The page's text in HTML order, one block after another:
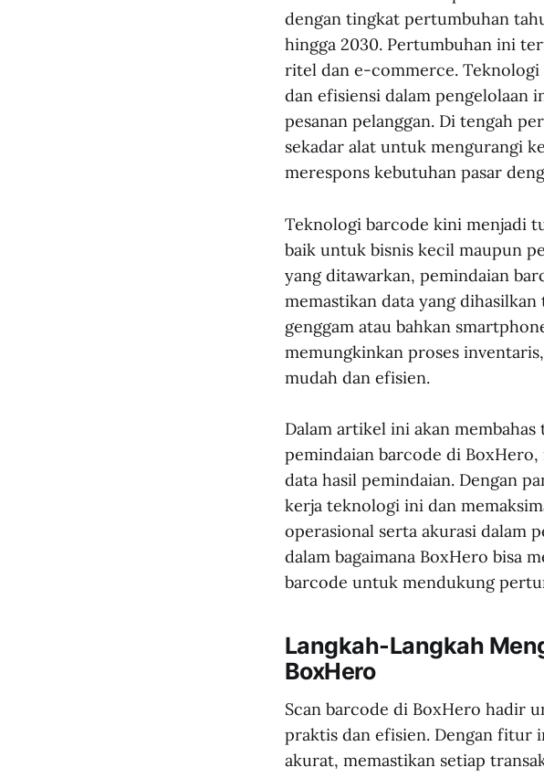
dengan tingkat pertumbuhan
hingga 2030. Pertumbuhan ini
ritel dan e-commerce.
dan efisiensi dalam pengelolaan
pesanan pelanggan. Di tengah
sekadar alat untuk mengurangi
merespons kebutuhan pasar
Teknologi barcode kini menjadi
baik untuk bisnis kecil maupun
yang ditawarkan, pemindaian
memastikan data yang
genggam atau bahkan
memungkinkan proses
mudah dan efisien.
Dalam artikel ini akan
pemindaian barcode di
data hasil pemindaian. Dengan
kerja teknologi ini dan
operasional serta akurasi dalam
dalam bagaimana BoxHero bisa
barcode untuk mendukung
Langkah-Langkah
BoxHero
Scan barcode di BoxHero hadir
praktis dan efisien. Dengan fitur
akurat, memastikan setiap